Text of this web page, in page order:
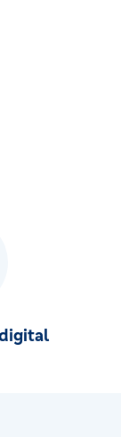
Battenberg (Eder)